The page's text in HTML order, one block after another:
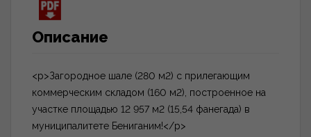
Описание
<p>Загородное шале (280 м2) с прилегающим
коммерческим складом (160 м2), построенное на
участке площадью 12 957 м2 (15,54 фанегада) в
муниципалитете Бениганим!</p>